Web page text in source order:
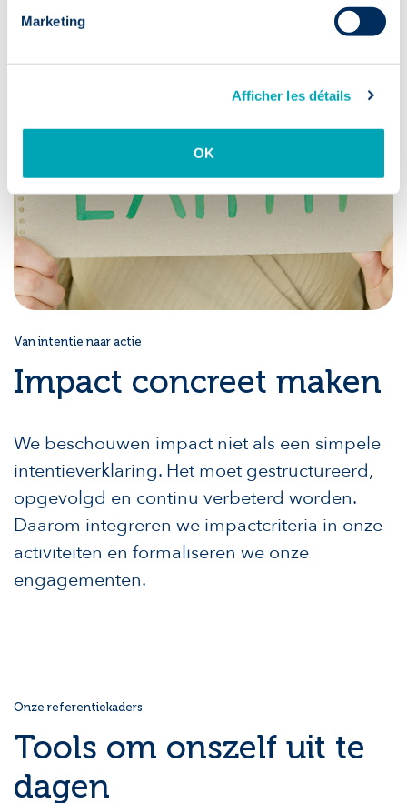
Marketing
Afficher les détails
OK
Van intentie naar actie
Impact concreet maken
We beschouwen impact niet als een simpele
intentieverklaring. Het moet gestructureerd,
opgevolgd en continu verbeterd worden.
Daarom integreren we impactcriteria in onze
activiteiten en formaliseren we onze
engagementen.
Onze referentiekaders
Tools om onszelf uit te
dagen